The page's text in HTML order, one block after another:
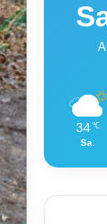
34 ℃
Sa.